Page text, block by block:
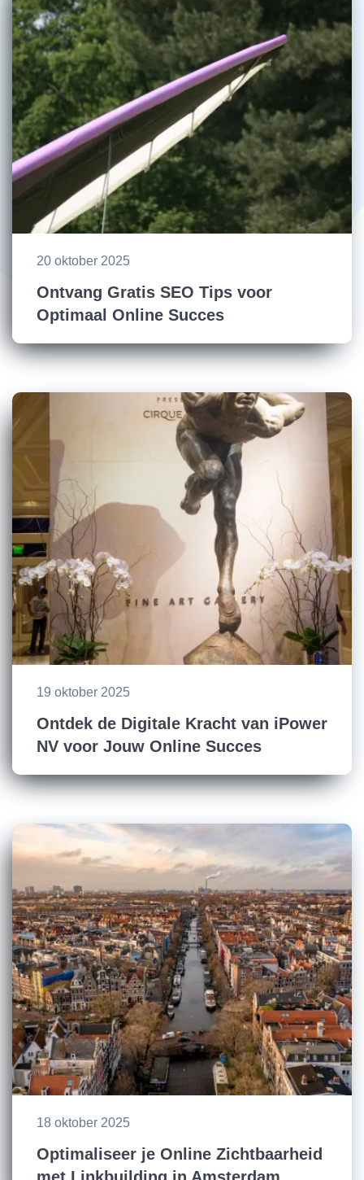
20 oktober 2025
Ontvang Gratis SEO Tips voor
Optimaal Online Succes
19 oktober 2025
Ontdek de Digitale Kracht van iPower
NV voor Jouw Online Succes
18 oktober 2025
Optimaliseer je Online Zichtbaarheid